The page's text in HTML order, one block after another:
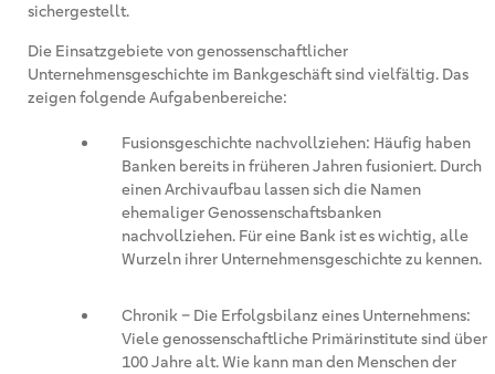
sichergestellt.
Die Einsatzgebiete von genossenschaftlicher
Unternehmensgeschichte im Bankgeschäft sind vielfältig. Das
zeigen folgende Aufgabenbereiche:
Fusionsgeschichte nachvollziehen: Häufig haben
Banken bereits in früheren Jahren fusioniert. Durch
einen Archivaufbau lassen sich die Namen
ehemaliger Genossenschaftsbanken
nachvollziehen. Für eine Bank ist es wichtig, alle
Wurzeln ihrer Unternehmensgeschichte zu kennen.
Chronik – Die Erfolgsbilanz eines Unternehmens:
Viele genossenschaftliche Primärinstitute sind über
100 Jahre alt. Wie kann man den Menschen der